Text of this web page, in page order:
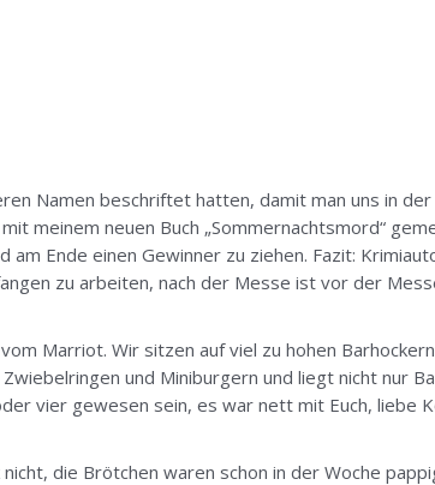
Namen beschriftet hatten, damit man uns in
meinem neuen Buch „Sommernachtsmord“
am Ende einen Gewinner zu ziehen. Fazit:
zu arbeiten, nach der Messe ist vor der
Marriot. Wir sitzen auf viel zu hohen
und Miniburgern und liegt nicht nur
vier gewesen sein, es war nett mit Euch, liebe
die Brötchen waren schon in der Woche